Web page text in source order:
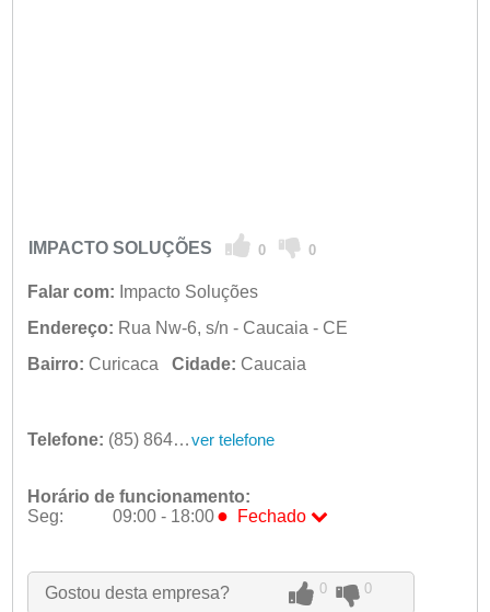
IMPACTO SOLUÇÕES 0 0
Falar com: Impacto Soluções
Endereço: Rua Nw-6, s/n - Caucaia - CE
Bairro: Curicaca Cidade: Caucaia
Telefone: (85) 8644-9196 ver telefone
Horário de funcionamento:
Seg:
09:00 - 18:00 ● Fechado
Ter:
09:00 - 18:00
Qua:
09:00 - 18:00
Gostou desta empresa? 0 0